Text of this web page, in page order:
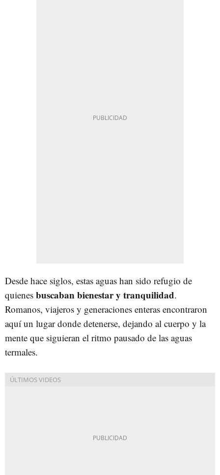
Desde hace siglos, estas aguas han sido refugio de
quienes buscaban bienestar y tranquilidad.
Romanos, viajeros y generaciones enteras encontraron
aquí un lugar donde detenerse, dejando al cuerpo y la
mente que siguieran el ritmo pausado de las aguas
termales.